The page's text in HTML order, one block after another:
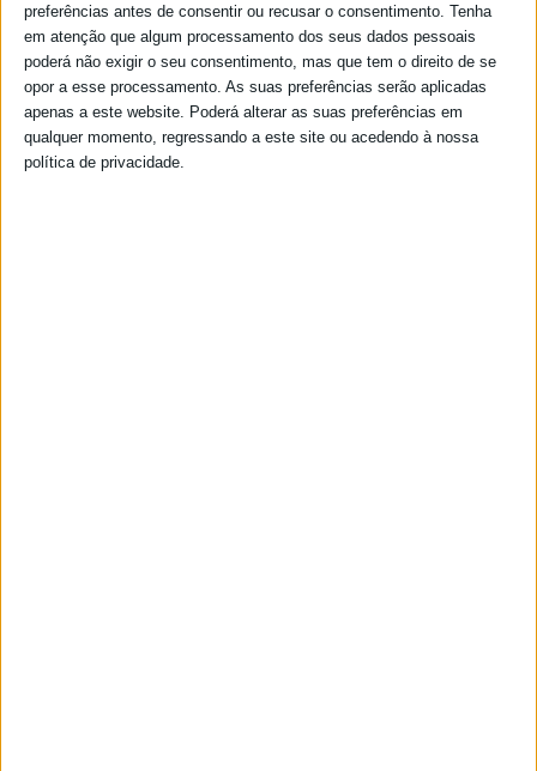
preferências antes de consentir ou recusar o consentimento. Tenha
em atenção que algum processamento dos seus dados pessoais
poderá não exigir o seu consentimento, mas que tem o direito de se
opor a esse processamento. As suas preferências serão aplicadas
apenas a este website. Poderá alterar as suas preferências em
qualquer momento, regressando a este site ou acedendo à nossa
política de privacidade.